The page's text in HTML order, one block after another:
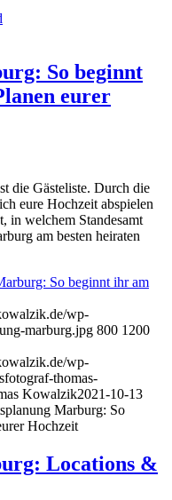
So beginnt
eurer
die Gästeliste. Durch die
eure Hochzeit abspielen
in welchem Standesamt
am besten heiraten
So beginnt ihr am
wp-
marburg.jpg 800 1200
wp-
thomas-
Kowalzik2021-10-13
Marburg: So
Hochzeit
Locations &